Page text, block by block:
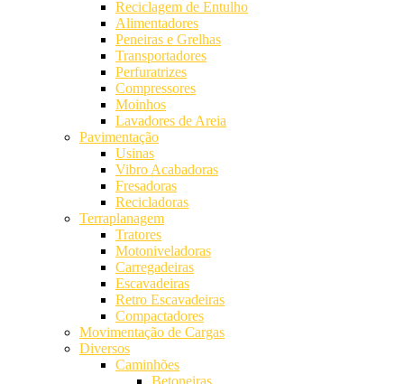
Reciclagem de Entulho
Alimentadores
Peneiras e Grelhas
Transportadores
Perfuratrizes
Compressores
Moinhos
Lavadores de Areia
Pavimentação
Usinas
Vibro Acabadoras
Fresadoras
Recicladoras
Terraplanagem
Tratores
Motoniveladoras
Carregadeiras
Escavadeiras
Retro Escavadeiras
Compactadores
Movimentação de Cargas
Diversos
Caminhões
Betoneiras